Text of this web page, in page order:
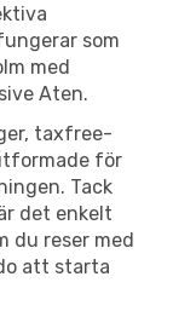
som
med
Aten.
taxfree-
för
Tack
det enkelt
du reser med
att starta